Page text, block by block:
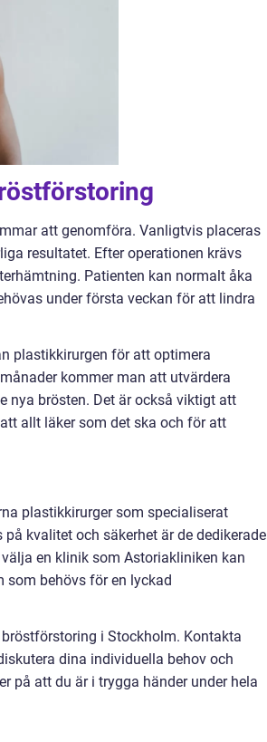
att genomföra. Vanligtvis placeras
resultatet. Efter operationen krävs
Patienten kan normalt åka
under första veckan för att lindra
plastikkirurgen för att optimera
kommer man att utvärdera
nya brösten. Det är också viktigt att
allt läker som det ska och för att
plastikkirurger som specialiserat
kvalitet och säkerhet är de dedikerade
en klinik som Astoriakliniken kan
behövs för en lyckad
i Stockholm. Kontakta
dina individuella behov och
på att du är i trygga händer under hela